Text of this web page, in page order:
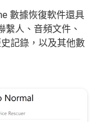
數據恢復軟件還具
繫人、音頻文件、
記錄，以及其他數